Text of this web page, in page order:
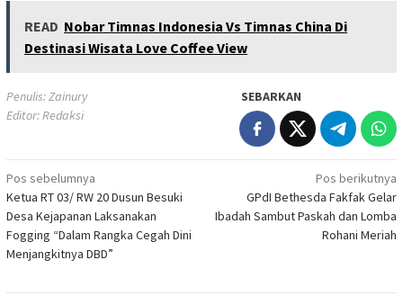
READ Nobar Timnas Indonesia Vs Timnas China Di
Destinasi Wisata Love Coffee View
Penulis: Zainury
Editor: Redaksi
SEBARKAN
Navigasi
pos
Pos sebelumnya
Ketua RT 03/ RW 20 Dusun Besuki
Desa Kejapanan Laksanakan
Fogging “Dalam Rangka Cegah Dini
Menjangkitnya DBD”
Pos berikutnya
GPdI Bethesda Fakfak Gelar
Ibadah Sambut Paskah dan Lomba
Rohani Meriah